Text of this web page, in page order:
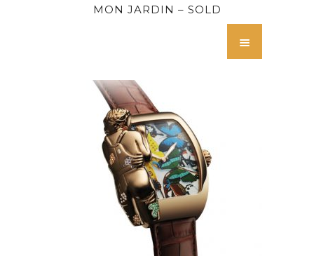
MON JARDIN – SOLD